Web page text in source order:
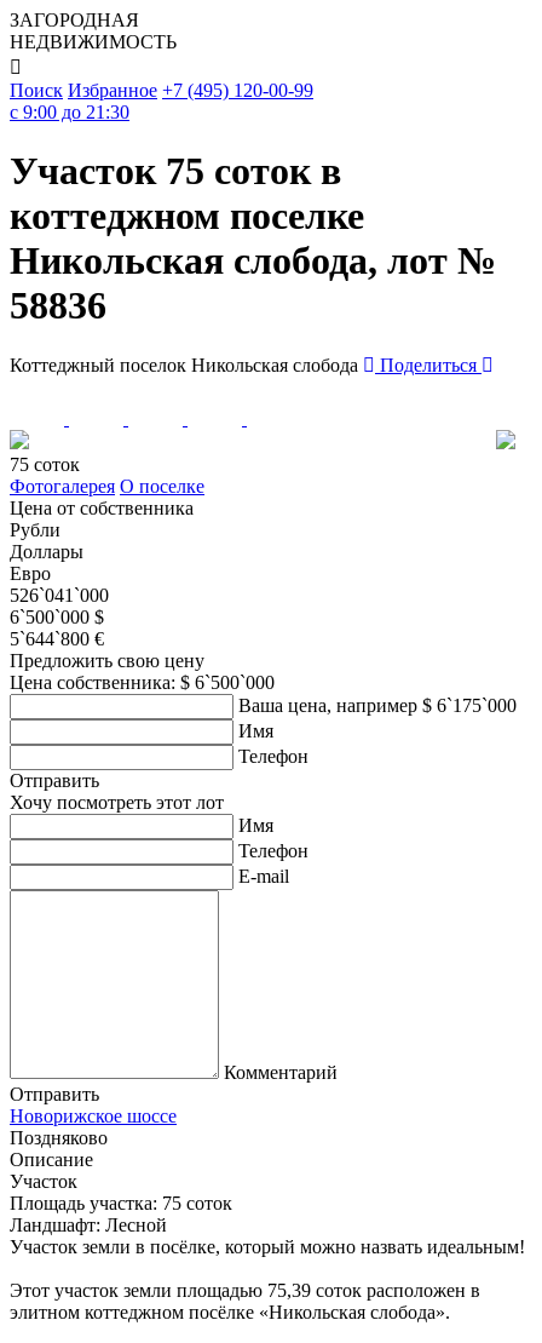
ЗАГОРОДНАЯ
НЕДВИЖИМОСТЬ

Поиск Избранное +7 (495) 120-00-99
c 9:00 до 21:30
Участок 75 соток в
коттеджном поселке
Никольская слобода, лот №
58836
Коттеджный поселок Никольская слобода Поделиться
75 соток
Фотогалерея О поселке
Цена от собственника
Рубли
Доллары
Евро
526`041`000
6`500`000 $
5`644`800 €
Предложить свою цену
Цена собственника: $ 6`500`000
Ваша цена, например $ 6`175`000
Имя
Телефон
Отправить
Хочу посмотреть этот лот
Имя
Телефон
E-mail
Комментарий
Отправить
Новорижское шоссе
Поздняково
Описание
Участок
Площадь участка: 75 соток
Ландшафт: Лесной
Участок земли в посёлке, который можно назвать идеальным!
Этот участок земли площадью 75,39 соток расположен в
элитном коттеджном посёлке «Никольская слобода».